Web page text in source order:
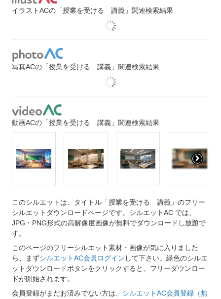
イラストACの「授業を受ける 講義」関連検索結果
写真ACの「授業を受ける 講義」関連検索結果
動画ACの「授業を受ける 講義」関連検索結果
このシルエットは、タイトル「授業を受ける 講義」のフリー
シルエットダウンロードページです。シルエットAC では、
JPG・PNG形式の高解像度画像が無料でダウンロードし放題で
す。
このページのフリーシルエット素材・画像が気に入りました
ら、まずシルエットAC会員ログイン して下さい。緑色のシルエ
ットダウンロードボタンをクリックすると、フリーダウンロー
ドが開始されます。
会員登録がまだお済みでない方は、 シルエットAC会員登録（無